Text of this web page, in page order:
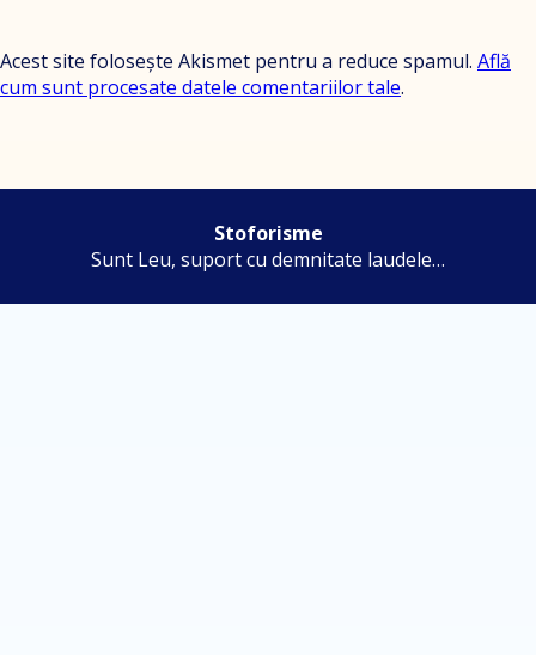
Acest site folosește Akismet pentru a reduce spamul. Află
cum sunt procesate datele comentariilor tale.
Stoforisme
Sunt Leu, suport cu demnitate laudele…